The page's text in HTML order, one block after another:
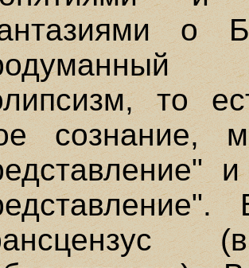
о
то
сознание,